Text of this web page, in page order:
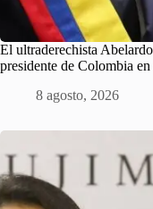
El ultraderechista
presidente de Colombia
8 agosto, 2026